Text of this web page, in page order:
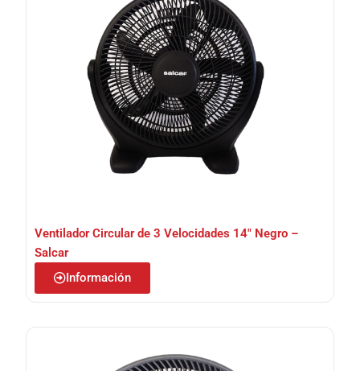
Ventilador Circular de 3 Velocidades 14″ Negro –
Salcar
Información